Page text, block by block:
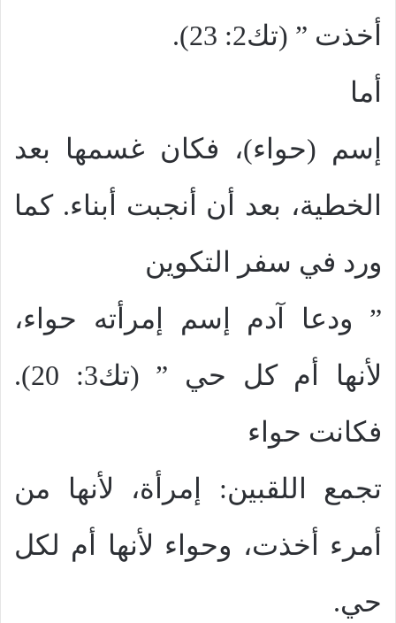
أخذت ” (تك2: 23).
أما
إسم (حواء)، فكان غسمها بعد
الخطية، بعد أن أنجبت أبناء. كما
ورد في سفر التكوين
” ودعا آدم إسم إمرأته حواء،
لأنها أم كل حي ” (تك3: 20).
فكانت حواء
تجمع اللقبين: إمرأة، لأنها من
أمرء أخذت، وحواء لأنها أم لكل
حي.